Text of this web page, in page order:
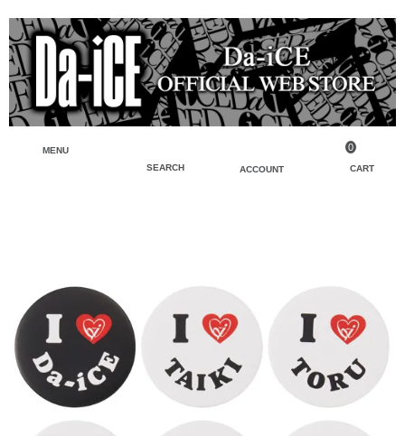
MENU
SEARCH
ACCOUNT CART
0
パーカー・スウェット・ブルゾン
バッグ・ポーチ
キーホルダー・チャーム
アクリルスタンド・アクセサリー・帽子